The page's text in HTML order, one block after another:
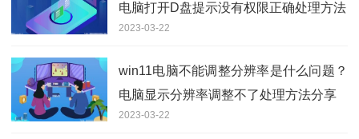
电脑打开D盘提示没有权限正确处理方法
2023-03-22
win11电脑不能调整分辨率是什么问题？
电脑显示分辨率调整不了处理方法分享
2023-03-22